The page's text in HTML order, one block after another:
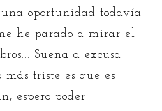
oportunidad todavía
he parado a mirar el
Suena a excusa
más triste es que es
espero poder